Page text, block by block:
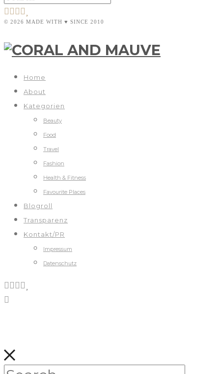
© 2026 MADE WITH ♥ SINCE 2010
Home
About
Kategorien
Beauty
Food
Travel
Fashion
Health & Fitness
Favourite Places
Blogroll
Transparenz
Kontakt/PR
Impressum
Datenschutz